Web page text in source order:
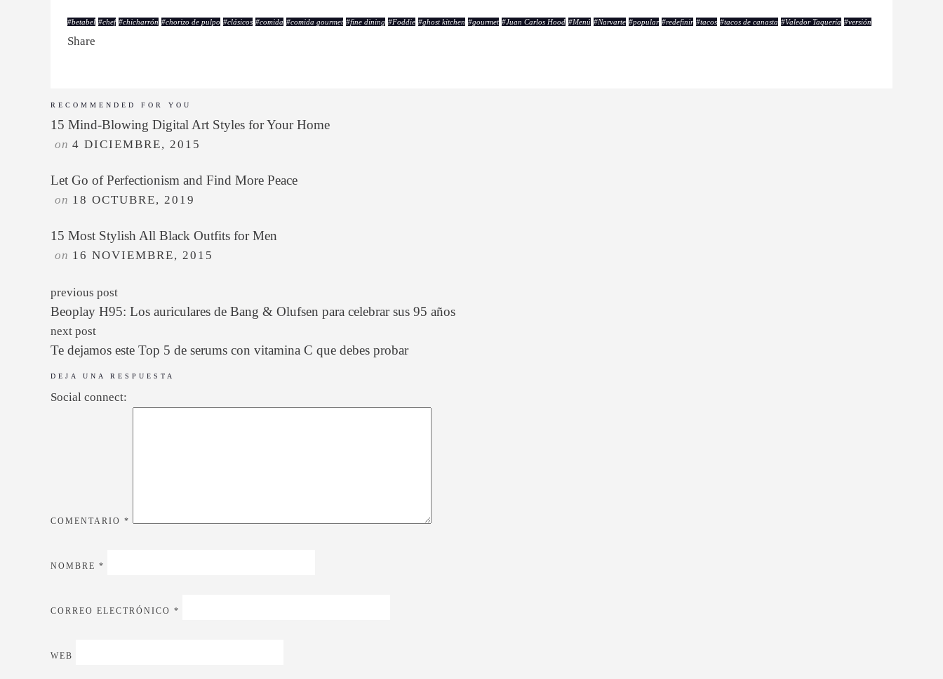
#betabel #chef #chicharrón #chorizo de pulpo #clásicos #comida #comida gourmet #fine dining #Foddie #ghost kitchen #gourmet #Juan Carlos Hood #Menú #Narvarte #popular #redefinir #tacos #tacos de canasta #Valedor Taquería #versión
Share
RECOMMENDED FOR YOU
15 Mind-Blowing Digital Art Styles for Your Home
on 4 DICIEMBRE, 2015
Let Go of Perfectionism and Find More Peace
on 18 OCTUBRE, 2019
15 Most Stylish All Black Outfits for Men
on 16 NOVIEMBRE, 2015
previous post
Beoplay H95: Los auriculares de Bang & Olufsen para celebrar sus 95 años
next post
Te dejamos este Top 5 de serums con vitamina C que debes probar
DEJA UNA RESPUESTA
Social connect:
COMENTARIO *
NOMBRE *
CORREO ELECTRÓNICO *
WEB